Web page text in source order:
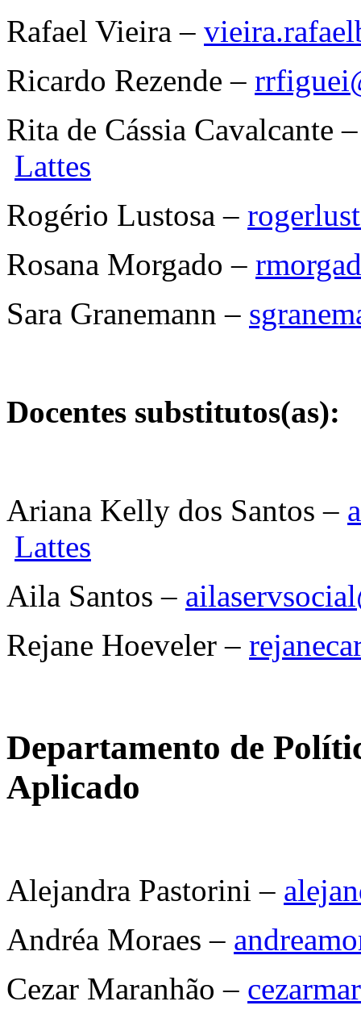
Rafael Vieira –
Ricardo Rezende –
Rita de Cássia Cavalcante
Lattes
Rogério Lustosa –
Rosana Morgado –
Sara Granemann –
Docentes substitutos(as):
Ariana Kelly dos Santos –
Lattes
Aila Santos –
Rejane Hoeveler –
Departamento de
Aplicado
Alejandra Pastorini –
Andréa Moraes –
Cezar Maranhão –